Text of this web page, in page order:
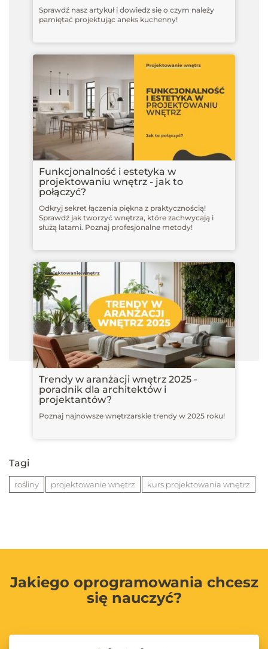
Sprawdź nasz artykuł i dowiedz się o czym należy
pamiętać projektując aneks kuchenny!
Funkcjonalność i estetyka w
projektowaniu wnętrz - jak to
połączyć?
Odkryj sekret łączenia piękna z praktycznością!
Sprawdź jak tworzyć wnętrza, które zachwycają i
służą latami. Poznaj profesjonalne metody!
Trendy w aranżacji wnętrz 2025 -
poradnik dla architektów i
projektantów?
Poznaj najnowsze wnętrzarskie trendy w 2025 roku!
Tagi
rośliny projektowanie wnętrz kurs projektowania wnętrz
Jakiego oprogramowania chcesz
się nauczyć?